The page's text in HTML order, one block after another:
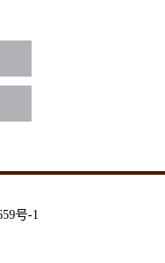
号-1